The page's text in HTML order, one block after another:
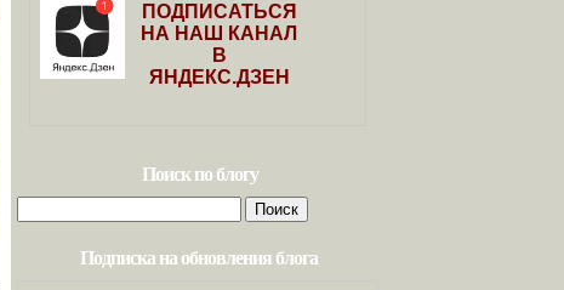
ПОДПИСАТЬСЯ
НА НАШ КАНАЛ
В
ЯНДЕКС.ДЗЕН
Поиск по блогу
Найти:
Подписка на обновления блога